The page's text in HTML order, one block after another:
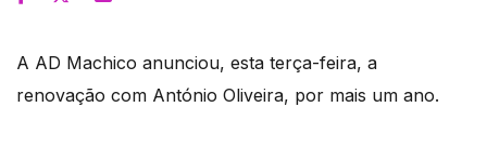
A AD Machico anunciou, esta terça-feira, a
renovação com António Oliveira, por mais um ano.